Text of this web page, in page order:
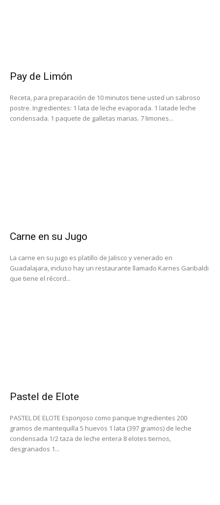
Pay de Limón
Receta, para preparación de 10 minutos tiene usted un sabroso
postre. Ingredientes: 1 lata de leche evaporada. 1 latade leche
condensada. 1 paquete de galletas marias. 7 limones...
Carne en su Jugo
La carne en su jugo es platillo de Jalisco y venerado en
Guadalajara, incluso hay un restaurante llamado Karnes Garibaldi
que tiene el récord...
Pastel de Elote
PASTEL DE ELOTE Esponjoso como panque Ingredientes 200
gramos de mantequilla 5 huevos 1 lata (397 gramos) de leche
condensada 1/2 taza de leche entera 8 elotes tiernos,
desgranados 1...